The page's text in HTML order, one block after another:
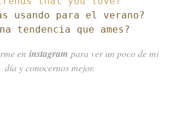
usando para el verano?
tendencia que ames?
en instagram para ver un poco de mi
día y conocernos mejor.